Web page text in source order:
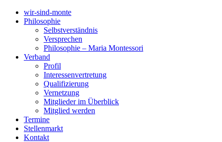
wir-sind-monte
Philosophie
Selbstverständnis
Versprechen
Philosophie – Maria Montessori
Verband
Profil
Interessenvertretung
Qualifizierung
Vernetzung
Mitglieder im Überblick
Mitglied werden
Termine
Stellenmarkt
Kontakt